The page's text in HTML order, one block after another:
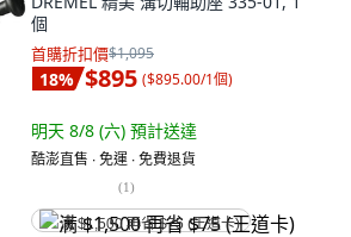
個
首購折扣價$1,095
18% $895 ($895.00/1個)
明天 8/8 (六) 預計送達
酷澎直售 ∙ 免運 ∙ 免費退貨
(1)
满 $1,500 再省 $75 (王道卡)